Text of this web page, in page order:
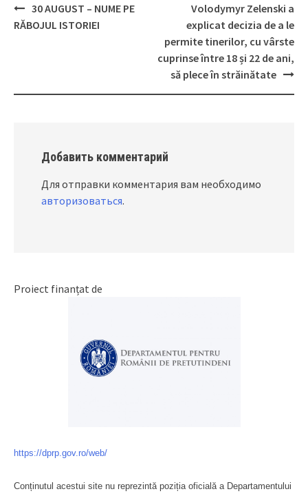
Post
30 AUGUST – NUME PE
RĂBOJUL ISTORIEI
Volodymyr Zelenski a
explicat decizia de a le
permite tinerilor, cu vârste
cuprinse între 18 și 22 de ani,
să plece în străinătate
Добавить комментарий
Для отправки комментария вам необходимо
авторизоваться.
Proiect finanțat de
https://dprp.gov.ro/web/
Conținutul acestui site nu reprezintă poziția oficială a Departamentului